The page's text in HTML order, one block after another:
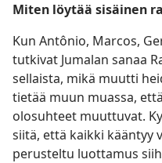
Miten löytää sisäinen
Kun Antônio, Marcos,
tutkivat Jumalan sanaa
sellaista, mikä muutti
tietää muun muassa,
olosuhteet muuttuvat.
siitä, että kaikki kääntyy
perusteltu luottamus